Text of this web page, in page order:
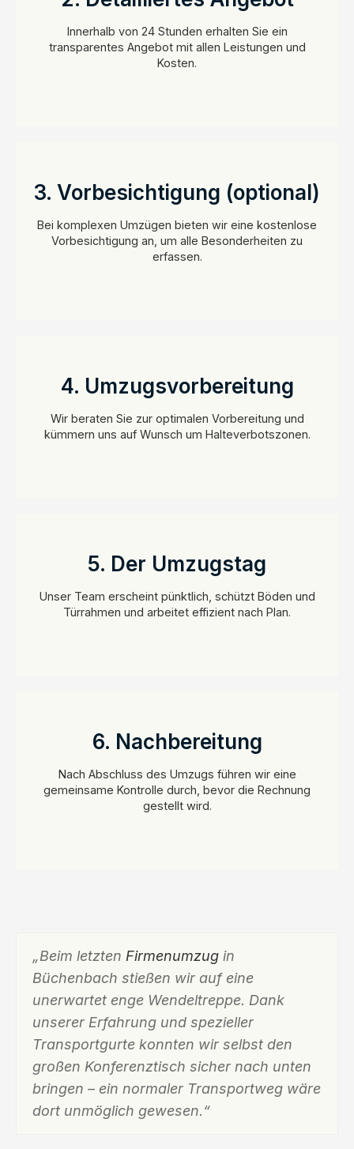
Innerhalb von 24 Stunden erhalten Sie ein
transparentes Angebot mit allen Leistungen und
Kosten.
3. Vorbesichtigung (optional)
Bei komplexen Umzügen bieten wir eine kostenlose
Vorbesichtigung an, um alle Besonderheiten zu
erfassen.
4. Umzugsvorbereitung
Wir beraten Sie zur optimalen Vorbereitung und
kümmern uns auf Wunsch um Halteverbotszonen.
5. Der Umzugstag
Unser Team erscheint pünktlich, schützt Böden und
Türrahmen und arbeitet effizient nach Plan.
6. Nachbereitung
Nach Abschluss des Umzugs führen wir eine
gemeinsame Kontrolle durch, bevor die Rechnung
gestellt wird.
„Beim letzten Firmenumzug in
Büchenbach stießen wir auf eine
unerwartet enge Wendeltreppe. Dank
unserer Erfahrung und spezieller
Transportgurte konnten wir selbst den
großen Konferenztisch sicher nach unten
bringen – ein normaler Transportweg wäre
dort unmöglich gewesen.“